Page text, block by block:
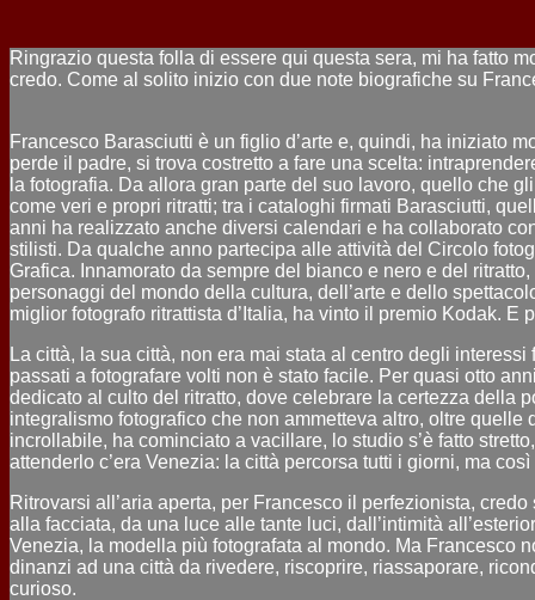
Ringrazio questa folla di essere qui questa sera, mi ha fatto
credo. Come al solito inizio con due note biografiche su
Francesco Barasciutti è un figlio d’arte e, quindi, ha iniziato
perde il padre, si trova costretto a fare una scelta:
la fotografia. Da allora gran parte del suo lavoro, quello che
come veri e propri ritratti; tra i cataloghi firmati Barasciutti,
anni ha realizzato anche diversi calendari e ha collaborato
stilisti. Da qualche anno partecipa alle attività del Circolo
Grafica. Innamorato da sempre del bianco e nero e del
personaggi del mondo della cultura, dell’arte e dello
miglior fotografo ritrattista d’Italia, ha vinto il premio Kodak.
La città, la sua città, non era mai stata al centro degli
passati a fotografare volti non è stato facile. Per quasi otto
dedicato al culto del ritratto, dove celebrare la certezza della
integralismo fotografico che non ammetteva altro, oltre
incrollabile, ha cominciato a vacillare, lo studio s’è fatto
attenderlo c’era Venezia: la città percorsa tutti i giorni, ma
Ritrovarsi all’aria aperta, per Francesco il perfezionista,
alla facciata, da una luce alle tante luci, dall’intimità
Venezia, la modella più fotografata al mondo. Ma Francesco
dinanzi ad una città da rivedere, riscoprire, riassaporare,
curioso.